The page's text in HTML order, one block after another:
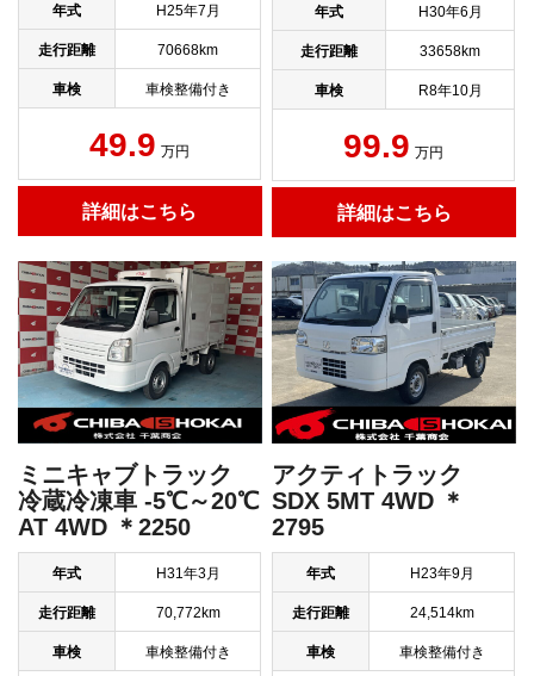
年式 H25年7月
走行距離 70668km
車検 車検整備付き
49.9 万円
詳細はこちら
年式 H30年6月
走行距離 33658km
車検 R8年10月
99.9 万円
詳細はこちら
ミニキャブトラック
冷蔵冷凍車 -5℃～20℃
AT 4WD ＊2250
年式 H31年3月
走行距離 70,772km
車検 車検整備付き
アクティトラック
SDX 5MT 4WD ＊
2795
年式 H23年9月
走行距離 24,514km
車検 車検整備付き